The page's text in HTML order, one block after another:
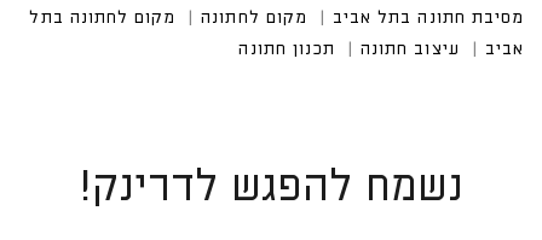
נשמח להפגש לדרינק!